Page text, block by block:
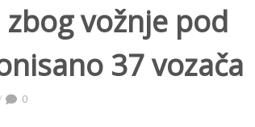
vožnje pod
37 vozača
0